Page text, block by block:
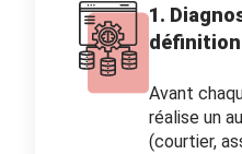
1.
définition
Avant
réalise un
(courtier,